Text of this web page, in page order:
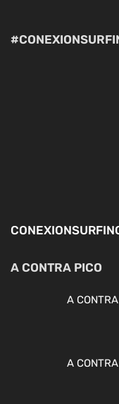
A CONTRA PICO
A
A